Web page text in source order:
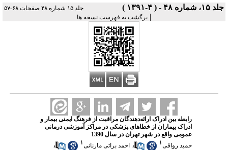
جلد ۱۵، شماره ۴۸ - ( ۴-۱۳۹۱ ) جلد ۱۵ شماره ۴۸ صفحات ۶۸-۵۷
| برگشت به فهرست نسخه ها
رابطه بین ادراک ارائه‌دهندگان مراقبت از فرهنگ ایمنی بیمار و
ادراک بیماران از خطاهای پزشکی در مراکز آموزشی درمانی
عمومی واقع در شهر تهران در سال 1390
حمید رواقی۱ ، احمد براتی مارنانی۱ ،